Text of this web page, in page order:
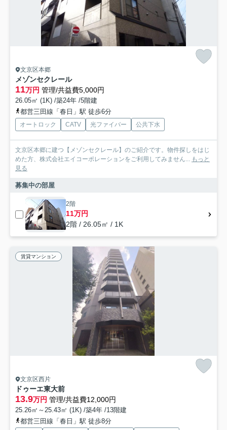
文京区本郷
メゾンセクレール
11万円 管理/共益費5,000円
26.05㎡ (1K) /築24年 /5階建
都営三田線「春日」駅 徒歩6分
オートロック CATV 光ファイバー 公共下水
文京区本郷に建つ【メゾンセクレール】のご紹介です。物件探しをはじ
めた方、株式会社エイコーポレーションをご利用してみません... もっと
見る
募集中の部屋
2階
11万円
2階 / 26.05㎡ / 1K
賃貸マンション
文京区西片
ドゥーエ東大前
13.9万円 管理/共益費12,000円
25.26㎡～25.43㎡ (1K) /築4年 /13階建
都営三田線「春日」駅 徒歩8分